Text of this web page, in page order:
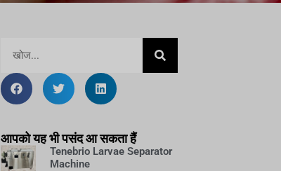
आपको यह भी पसंद आ सकता हैं
Tenebrio Larvae Separator
Machine